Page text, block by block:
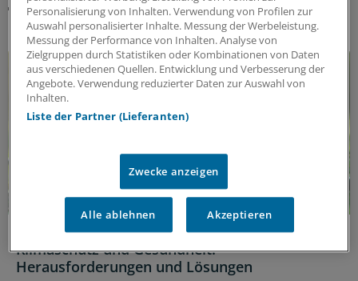
DAS KÖNNTE SIE AUCH INTERESSIEREN
Klimawandel und Gesundheitswesen
Klimaschutz und Gesundheit:
Herausforderungen und Lösungen
Personalisierung von Inhalten. Verwendung von Profilen zur
Auswahl personalisierter Inhalte. Messung der Werbeleistung.
Messung der Performance von Inhalten. Analyse von
Zielgruppen durch Statistiken oder Kombinationen von Daten
aus verschiedenen Quellen. Entwicklung und Verbesserung der
Angebote. Verwendung reduzierter Daten zur Auswahl von
Inhalten.
Liste der Partner (Lieferanten)
Zwecke anzeigen
Alle ablehnen Akzeptieren